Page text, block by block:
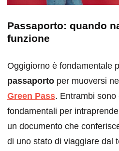
Passaporto: quando
funzione
Oggigiorno è fondamentale
passaporto per muoversi
Green Pass. Entrambi sono
fondamentali per
un documento che
di uno stato di viaggiare dal